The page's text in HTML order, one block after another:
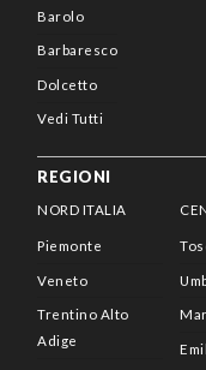
Barolo
Barbaresco
Dolcetto
Vedi Tutti
REGIONI
NORD ITALIA
Piemonte
Veneto
Trentino Alto
Adige